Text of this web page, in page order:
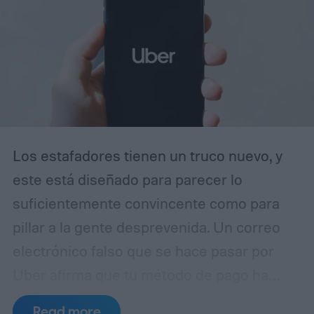
Los estafadores tienen un truco nuevo, y
este está diseñado para parecer lo
suficientemente convincente como para
pillar a la gente desprevenida. Un correo
caducado y te insta a actualizar tus datos